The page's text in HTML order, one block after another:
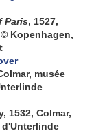
Paris, 1527,
Kopenhagen,
musée
1532, Colmar,
d'Unterlinde